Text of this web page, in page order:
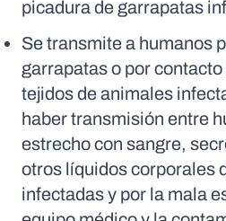
picadura de garrapatas
Se transmite a humanos
garrapatas o por
tejidos de animales
haber transmisión entre
estrecho con sangre,
otros líquidos corporales
infectadas y por la mala